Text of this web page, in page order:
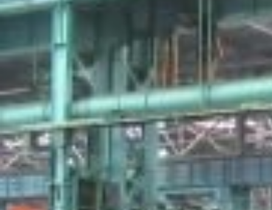
Поделиться
Организация процесса
Подбор транспорта
Перевозка – сложный процесс, особенно если
перевозится оборудование. Важно, чтобы за процесс
отвечал надежный, понимающий специалист.
Грузоперевозчик же в первую очередь должен знать, что
за оборудование он должен доставить, какие у него
размеры. Хорошо, если оборудование разборное, тогда
проблем бывает меньше. Но ведь бывают цельные